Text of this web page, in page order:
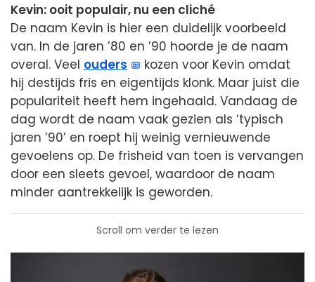
Kevin: ooit populair, nu een cliché
De naam Kevin is hier een duidelijk voorbeeld
van. In de jaren ’80 en ’90 hoorde je de naam
overal. Veel ouders
kozen voor Kevin omdat
hij destijds fris en eigentijds klonk. Maar juist die
populariteit heeft hem ingehaald. Vandaag de
dag wordt de naam vaak gezien als ‘typisch
jaren ’90’ en roept hij weinig vernieuwende
gevoelens op. De frisheid van toen is vervangen
door een sleets gevoel, waardoor de naam
minder aantrekkelijk is geworden.
Scroll om verder te lezen